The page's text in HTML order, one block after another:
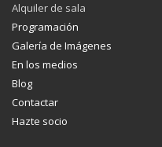
Alquiler de sala
Programación
Galería de Imágenes
En los medios
Blog
Contactar
Hazte socio